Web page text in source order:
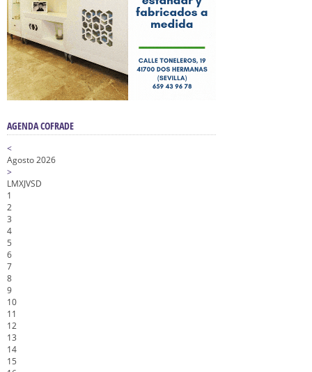
AGENDA COFRADE
<
Agosto 2026
>
LMXJVSD
1
2
3
4
5
6
7
8
9
10
11
12
13
14
15